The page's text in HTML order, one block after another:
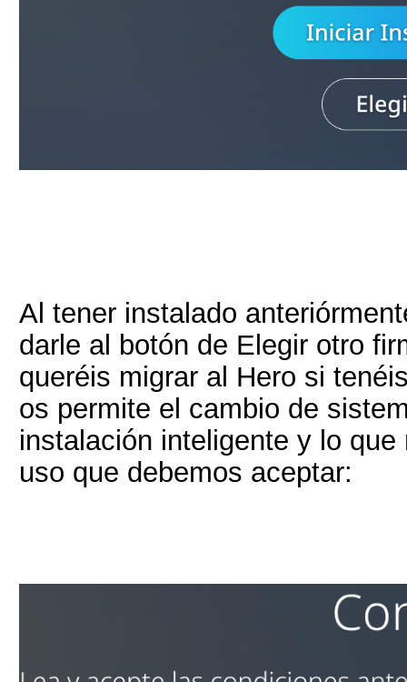
Al tener instalado
darle al botón de Elegir otro
queréis migrar al Hero si
os permite el cambio de
instalación inteligente y lo
uso que debemos aceptar: